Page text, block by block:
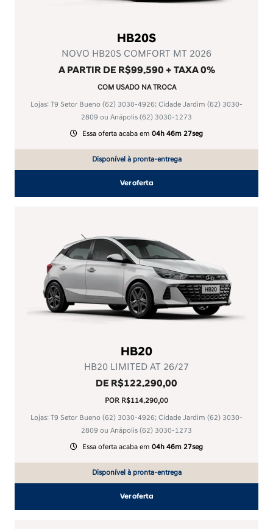
HB20S
NOVO HB20S COMFORT MT 2026
A PARTIR DE R$99.590 + TAXA 0%
COM USADO NA TROCA
Lojas: T9 Setor Bueno (62) 3030-4926; Cidade Jardim (62) 3030-
2809 ou Anápolis (62) 3030-1273
Essa oferta acaba em 04h 46m 27seg
Disponível à pronta-entrega
Ver oferta
HB20
HB20 LIMITED AT 26/27
DE R$122.290,00
POR R$114.290,00
Lojas: T9 Setor Bueno (62) 3030-4926; Cidade Jardim (62) 3030-
2809 ou Anápolis (62) 3030-1273
Essa oferta acaba em 04h 46m 27seg
Disponível à pronta-entrega
Ver oferta